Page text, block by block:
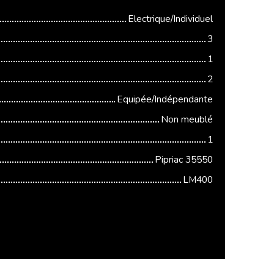
Electrique/Individuel
3
1
2
Equipée/Indépendante
Non meublé
1
Pipriac 35550
LM400